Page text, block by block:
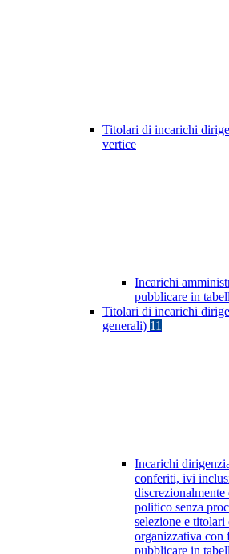
Titolari di incarichi
vertice
Incarichi
pubblicare in
Titolari di incarichi
generali) 11
Incarichi
conferiti, ivi
politico senza
selezione e
organizzativa con
pubblicare in